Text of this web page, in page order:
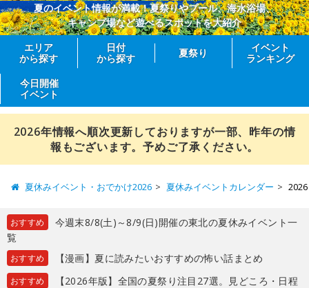
夏のイベント情報が満載！夏祭りやプール、海水浴場、
キャンプ場など遊べるスポットを大紹介
エリア
から探す
日付
から探す
夏祭り
イベント
ランキング
今日開催
イベント
2026年情報へ順次更新しておりますが一部、昨年の情
報もございます。予めご了承ください。
夏休みイベント・おでかけ2026 夏休みイベントカレンダー
おすすめ
今週末8/8(土)～8/9(日)開催の東北の夏休みイベント一
覧
おすすめ 【漫画】夏に読みたいおすすめの怖い話まとめ
おすすめ
【2026年版】全国の夏祭り注目27選。見どころ・日程